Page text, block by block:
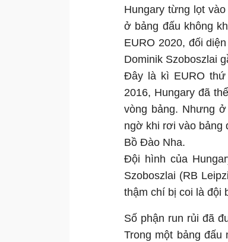
Hungary từng lọt
ở bảng đấu không
EURO 2020, đối
Dominik Szoboszlai
Đây là kì EURO thứ
2016, Hungary đã
vòng bảng. Nhưng
ngờ khi rơi vào bảng
Bồ Đào Nha.
Đội hình của
Szoboszlai (RB
thậm chí bị coi là đội
Số phận run rủi đã
Trong một bảng